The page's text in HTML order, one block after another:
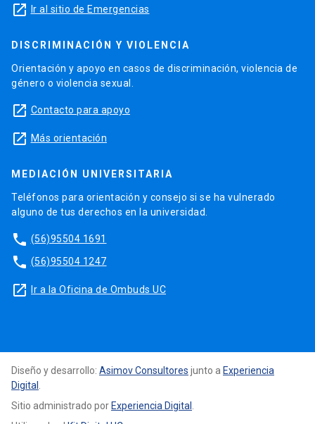
launch Ir al sitio de Emergencias
DISCRIMINACIÓN Y VIOLENCIA
Orientación y apoyo en casos de discriminación, violencia de
género o violencia sexual.
launch Contacto para apoyo
launch Más orientación
MEDIACIÓN UNIVERSITARIA
Teléfonos para orientación y consejo si se ha vulnerado
alguno de tus derechos en la universidad.
phone (56)95504 1691
phone (56)95504 1247
launch Ir a la Oficina de Ombuds UC
Diseño y desarrollo: Asimov Consultores junto a Experiencia
Digital
Sitio administrado por Experiencia Digital